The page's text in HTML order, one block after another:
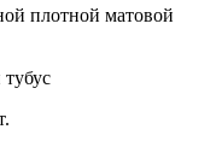
плотной матовой